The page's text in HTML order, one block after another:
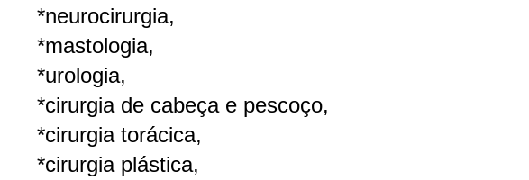
*neurocirurgia,
*mastologia,
*urologia,
*cirurgia de cabeça e pescoço,
*cirurgia torácica,
*cirurgia plástica,